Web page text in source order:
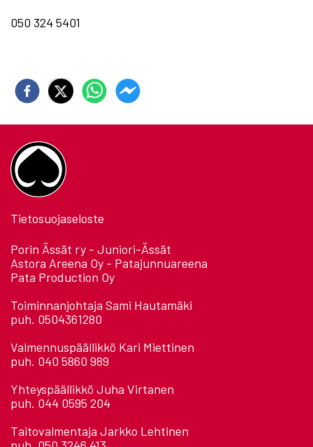
050 324 5401
Tietosuojaseloste
Porin Ässät ry - Juniori-Ässät
Astora Areena Oy - Patajunnuareena
Pata Production Oy
Toiminnanjohtaja Sami Hautamäki
puh. 0504361280
Valmennuspäällikkö Kari Miettinen
puh. 040 5860 989
Yhteyspäällikkö Juha Virtanen
puh. 044 0595 204
Taitovalmentaja Jarkko Lehtinen